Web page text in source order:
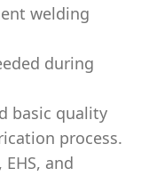
welding
during
basic quality
process.
and